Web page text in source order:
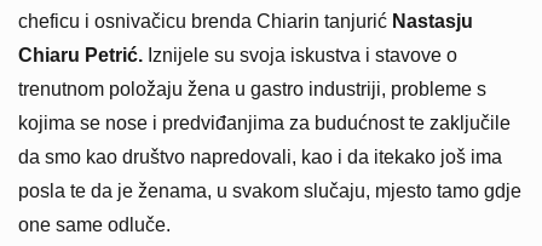
cheficu i osnivačicu brenda Chiarin tanjurić Nastasju
Chiaru Petrić. Iznijele su svoja iskustva i stavove o
trenutnom položaju žena u gastro industriji, probleme s
kojima se nose i predviđanjima za budućnost te zaključile
da smo kao društvo napredovali, kao i da itekako još ima
posla te da je ženama, u svakom slučaju, mjesto tamo gdje
one same odluče.